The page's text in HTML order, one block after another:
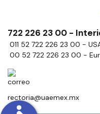
722 226 23 00 -
011 52 722 226 23 00 -
00 52 722 226 23 00 -
rectoria@uaemex.mx